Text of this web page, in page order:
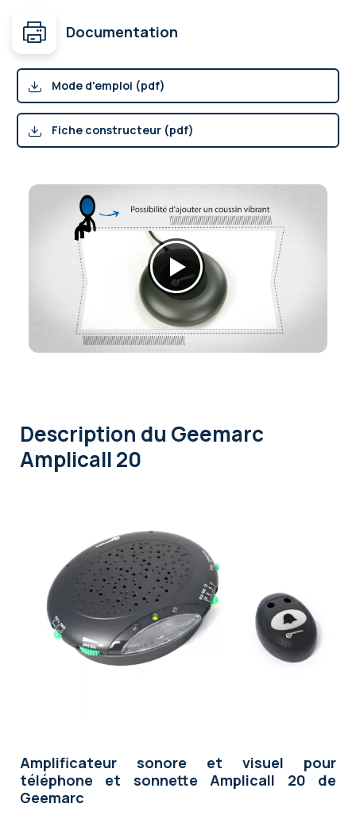
Documentation
Mode d'emploi (pdf)
Fiche constructeur (pdf)
Description du Geemarc
Amplicall 20
Amplificateur sonore et visuel pour
téléphone et sonnette Amplicall 20 de
Geemarc